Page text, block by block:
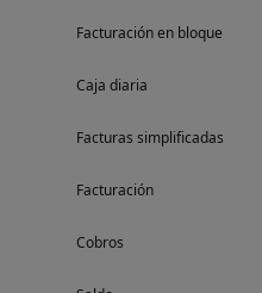
Facturación en bloque
Caja diaria
Facturas simplificadas
Facturación
Cobros